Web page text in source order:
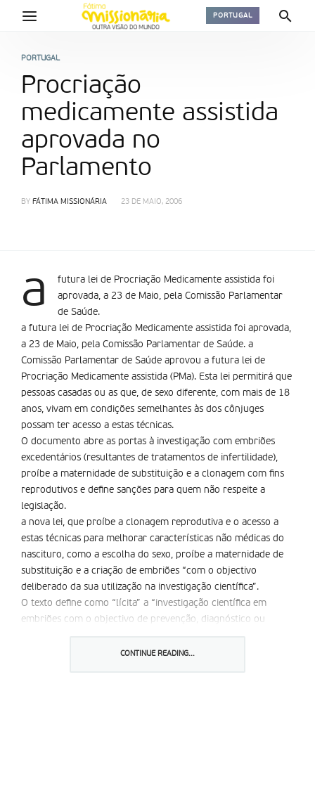
PORTUGAL
PORTUGAL
Procriação
medicamente assistida
aprovada no
Parlamento
BY FÁTIMA MISSIONÁRIA 23 DE MAIO, 2006
a
futura lei de Procriação Medicamente assistida foi
aprovada, a 23 de Maio, pela Comissão Parlamentar
de Saúde.
a futura lei de Procriação Medicamente assistida foi aprovada,
a 23 de Maio, pela Comissão Parlamentar de Saúde. a
Comissão Parlamentar de Saúde aprovou a futura lei de
Procriação Medicamente assistida (PMa). Esta lei permitirá que
pessoas casadas ou as que, de sexo diferente, com mais de 18
anos, vivam em condições semelhantes às dos cônjuges
possam ter acesso a estas técnicas.
O documento abre as portas à investigação com embriões
excedentários (resultantes de tratamentos de infertilidade),
proí­be a maternidade de substituição e a clonagem com fins
reprodutivos e define sanções para quem não respeite a
legislação.
a nova lei, que proí­be a clonagem reprodutiva e o acesso a
estas técnicas para melhorar características não médicas do
nascituro, como a escolha do sexo, proí­be a maternidade de
substituição e a criação de embriões “com o objectivo
deliberado da sua utilização na investigação cientí­fica”.
O texto define como “lí­cita” a “investigação cientí­fica em
embriões com o objectivo de prevenção, diagnóstico ou
CONTINUE READING...